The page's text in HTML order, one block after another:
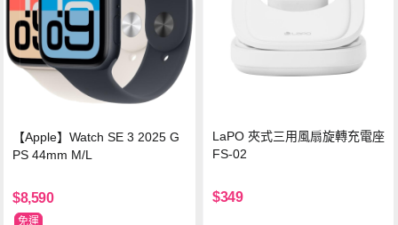
【Apple】Watch SE 3 2025 G
PS 44mm M/L
$8,590
免運
LaPO 夾式三用風扇旋轉充電座
FS-02
$349